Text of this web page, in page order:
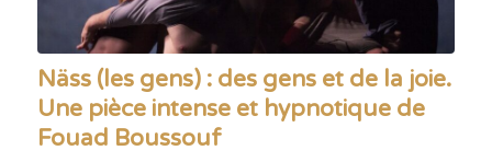
Näss (les gens) : des gens et de la joie.
Une pièce intense et hypnotique de
Fouad Boussouf